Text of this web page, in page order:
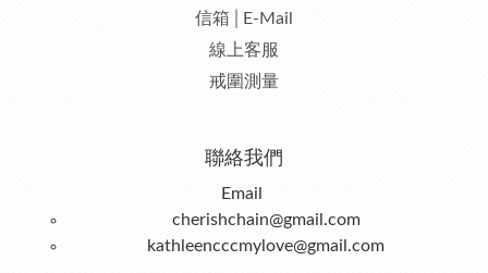
信箱│E-Mail
線上客服
戒圍測量
聯絡我們
Email
cherishchain@gmail.com
kathleencccmylove@gmail.com